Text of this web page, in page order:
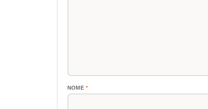
NOME *